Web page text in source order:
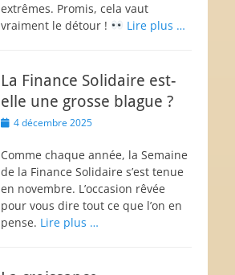
extrêmes. Promis, cela vaut
vraiment le détour !
Lire plus …
La Finance Solidaire est-
elle une grosse blague ?
Posted
4 décembre 2025
Comme chaque année, la Semaine
de la Finance Solidaire s’est tenue
en novembre. L’occasion rêvée
pour vous dire tout ce que l’on en
pense. Lire plus …